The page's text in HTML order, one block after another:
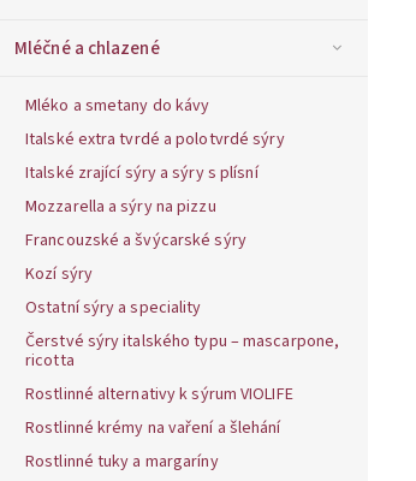
Mléčné a chlazené
Mléko a smetany do kávy
Italské extra tvrdé a polotvrdé sýry
Italské zrající sýry a sýry s plísní
Mozzarella a sýry na pizzu
Francouzské a švýcarské sýry
Kozí sýry
Ostatní sýry a speciality
Čerstvé sýry italského typu – mascarpone,
ricotta
Rostlinné alternativy k sýrum VIOLIFE
Rostlinné krémy na vaření a šlehání
Rostlinné tuky a margaríny